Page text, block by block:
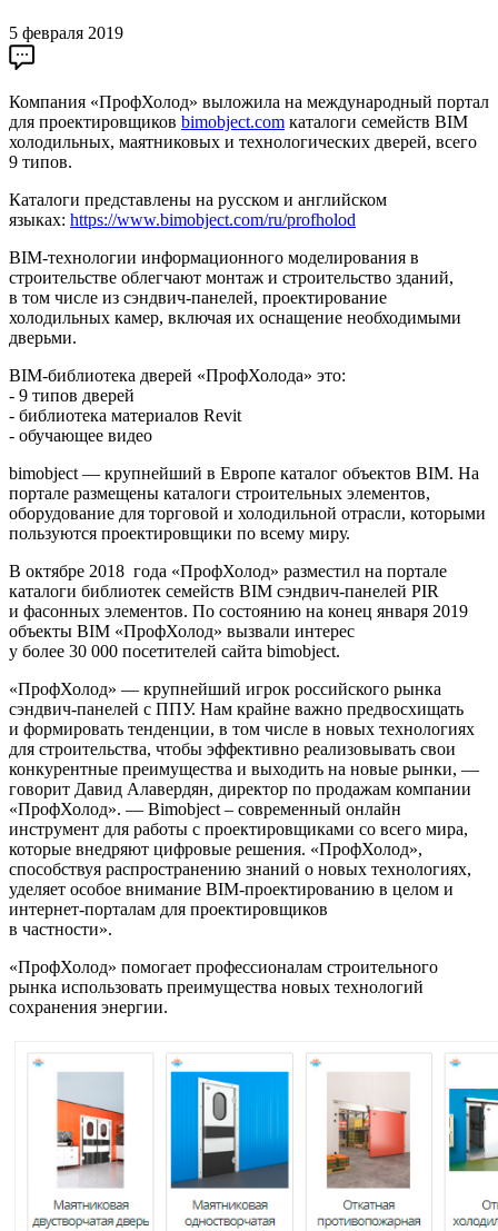
5 февраля 2019
Компания «ПрофХолод» выложила на международный портал
для проектировщиков bimobject.com каталоги семейств BIM
холодильных, маятниковых и технологических дверей, всего
9 типов.
Каталоги представлены на русском и английском
языках: https://www.bimobject.com/ru/profholod
BIM-технологии информационного моделирования в
строительстве облегчают монтаж и строительство зданий,
в том числе из сэндвич-панелей, проектирование
холодильных камер, включая их оснащение необходимыми
дверьми.
BIM-библиотека дверей «ПрофХолода» это:
- 9 типов дверей
- библиотека материалов Revit
- обучающее видео
bimobject — крупнейший в Европе каталог объектов BIM. На
портале размещены каталоги строительных элементов,
оборудование для торговой и холодильной отрасли, которыми
пользуются проектировщики по всему миру.
В октябре 2018 года «ПрофХолод» разместил на портале
каталоги библиотек семейств BIM сэндвич-панелей PIR
и фасонных элементов. По состоянию на конец января 2019
объекты BIM «ПрофХолод» вызвали интерес
у более 30 000 посетителей сайта bimobject.
«ПрофХолод» — крупнейший игрок российского рынка
сэндвич-панелей с ППУ. Нам крайне важно предвосхищать
и формировать тенденции, в том числе в новых технологиях
для строительства, чтобы эффективно реализовывать свои
конкурентные преимущества и выходить на новые рынки, —
говорит Давид Алавердян, директор по продажам компании
«ПрофХолод». — Bimobject – современный онлайн
инструмент для работы с проектировщиками со всего мира,
которые внедряют цифровые решения. «ПрофХолод»,
способствуя распространению знаний о новых технологиях,
уделяет особое внимание BIM-проектированию в целом и
интернет-порталам для проектировщиков
в частности».
«ПрофХолод» помогает профессионалам строительного
рынка использовать преимущества новых технологий
сохранения энергии.